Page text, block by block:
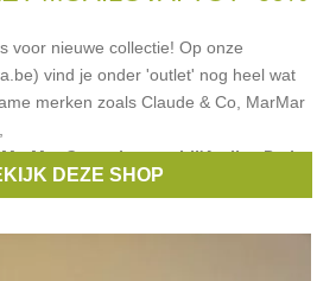
voor nieuwe collectie! Op onze
vind je onder 'outlet' nog heel wat
merken zoals Claude & Co, MarMar
MarMar Copenhagen,Lil'Atelier,Petit
DEZE SHOP